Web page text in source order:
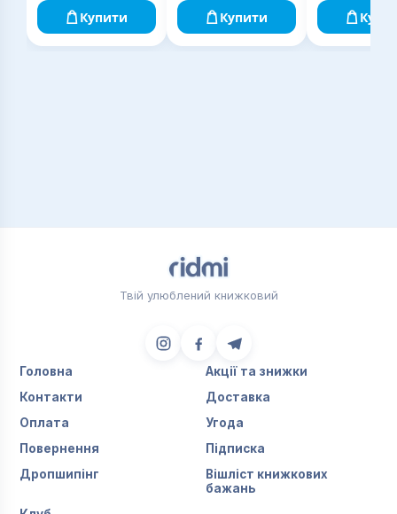
Купити
Купити
Твій улюблений книжковий
Головна
Акції та знижки
Контакти
Доставка
Оплата
Угода
Повернення
Підписка
Дропшипінг
Вішліст книжкових
бажань